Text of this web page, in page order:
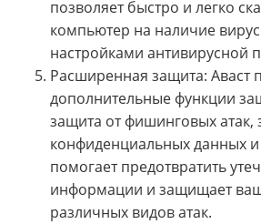
позволяет быстро и легко
компьютер на наличие
настройками антивирусной
Расширенная защита: Аваст
дополнительные функции
защита от фишинговых атак,
конфиденциальных данных
помогает предотвратить
информации и защищает
различных видов атак.